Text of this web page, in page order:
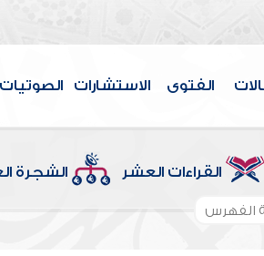
الفتوى الاستشارات الصوتيات
القراءات العشر الشجرة
الفهرس